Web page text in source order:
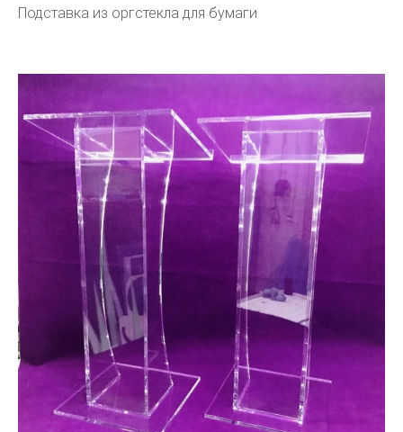
Подставка из оргстекла для бумаги